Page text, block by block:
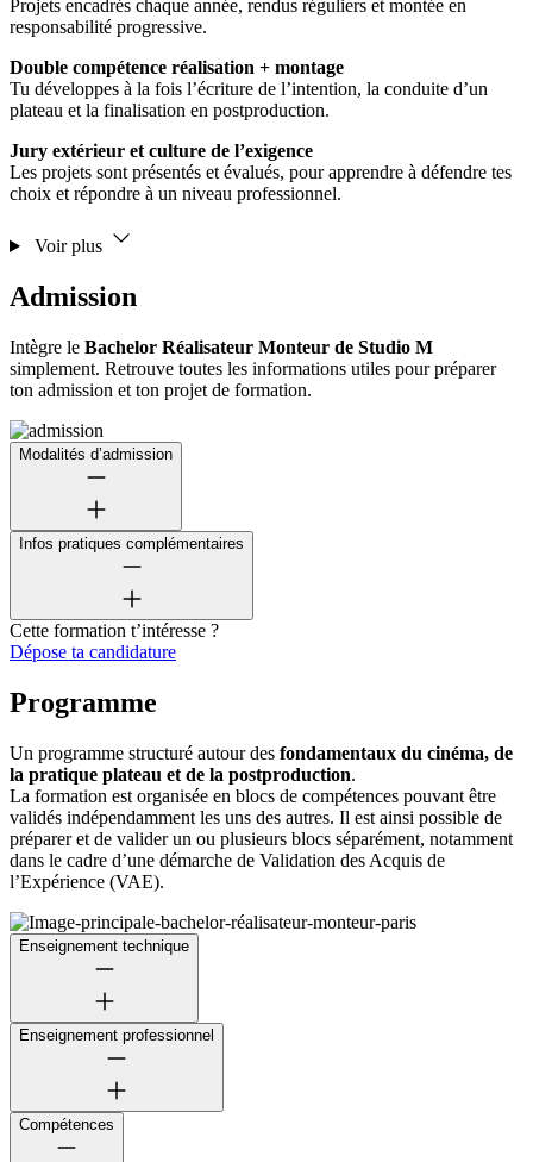
Projets encadrés chaque année, rendus réguliers et montée en
responsabilité progressive.
Double compétence réalisation + montage
Tu développes à la fois l’écriture de l’intention, la conduite d’un
plateau et la finalisation en postproduction.
Jury extérieur et culture de l’exigence
Les projets sont présentés et évalués, pour apprendre à défendre tes
choix et répondre à un niveau professionnel.
Voir plus
Admission
Intègre le Bachelor Réalisateur Monteur de Studio M
simplement. Retrouve toutes les informations utiles pour préparer
ton admission et ton projet de formation.
Modalités d’admission
Infos pratiques complémentaires
Cette formation t’intéresse ?
Dépose ta candidature
Programme
Un programme structuré autour des fondamentaux du cinéma, de
la pratique plateau et de la postproduction.
La formation est organisée en blocs de compétences pouvant être
validés indépendamment les uns des autres. Il est ainsi possible de
préparer et de valider un ou plusieurs blocs séparément, notamment
dans le cadre d’une démarche de Validation des Acquis de
l’Expérience (VAE).
Enseignement technique
Enseignement professionnel
Compétences